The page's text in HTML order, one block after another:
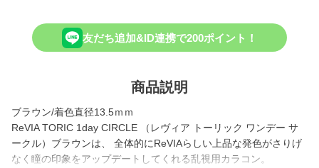
友だち追加&ID連携で200ポイント！
商品説明
ブラウン/着色直径13.5ｍｍ
ReVIA TORIC 1day CIRCLE （レヴィア トーリック ワンデー サ
ークル）ブラウンは、 全体的にReVIAらしい上品な発色がさりげ
なく瞳の印象をアップデートしてくれる乱視用カラコン。